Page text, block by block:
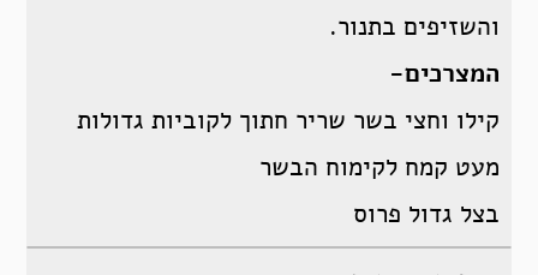
והשזיפים בתנור.
המצרכים-
קילו וחצי בשר שריר חתוך לקוביות גדולות
מעט קמח לקימוח הבשר
בצל גדול פרוס